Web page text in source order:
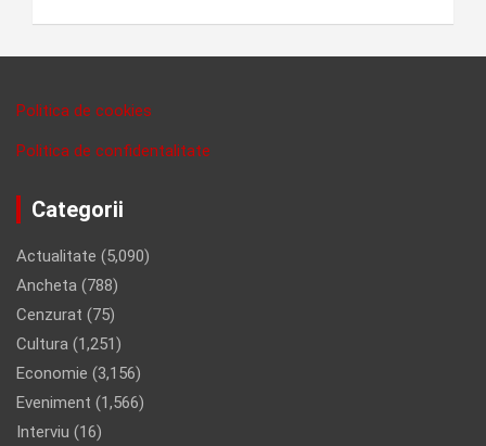
Politica de cookies
Politica de confidentalitate
Categorii
Actualitate (5,090)
Ancheta (788)
Cenzurat (75)
Cultura (1,251)
Economie (3,156)
Eveniment (1,566)
Interviu (16)